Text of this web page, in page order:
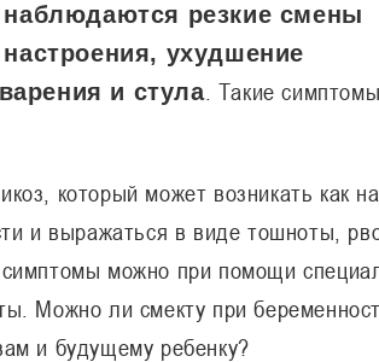
наблюдаются резкие смены
настроения, ухудшение
и стула. Такие
который может возникать как на
и выражаться в виде тошноты,
можно при помощи
Можно ли смекту при
и будущему ребенку?